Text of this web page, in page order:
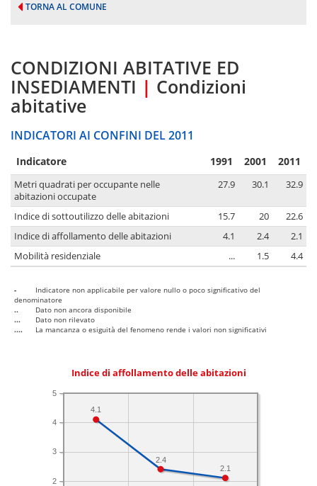
TORNA AL COMUNE
CONDIZIONI ABITATIVE ED
INSEDIAMENTI | Condizioni
abitative
INDICATORI AI CONFINI DEL 2011
Indicatore 1991 2001 2011
Metri quadrati per occupante nelle
abitazioni occupate
27.9 30.1 32.9
Indice di sottoutilizzo delle abitazioni 15.7 20
22.6
Indice di affollamento delle abitazioni
4.1 2.4
2.1
Mobilità residenziale
... 1.5 4.4
-
Indicatore non applicabile per valore nullo o poco significativo del
denominatore
..
Dato non ancora disponibile
...
Dato non rilevato
....
La mancanza o esiguità del fenomeno rende i valori non significativi
Indice di affollamento delle abitazioni
2
3
4
5
2.1
2.4
4.1